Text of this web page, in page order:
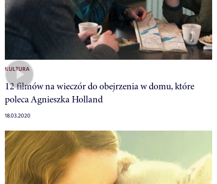
KULTURA
12 filmów na wieczór do obejrzenia w domu, które
poleca Agnieszka Holland
18.03.2020